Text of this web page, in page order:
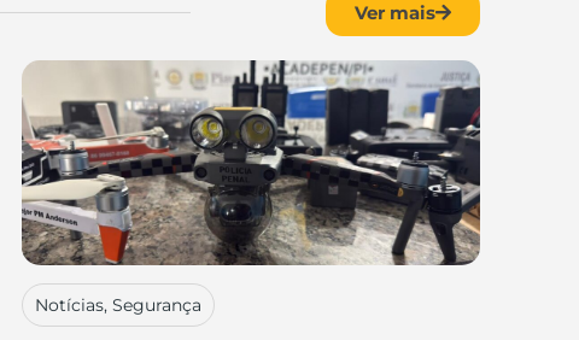
Ver mais
Notícias, Segurança